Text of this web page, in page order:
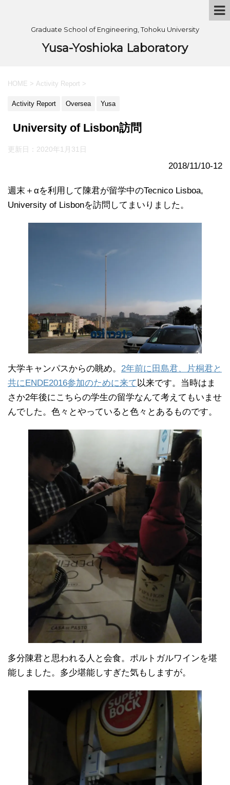
Graduate School of Engineering, Tohoku University
Yusa-Yoshioka Laboratory
HOME > Activity Report >
Activity Report Oversea Yusa
University of Lisbon訪問
更新日： 2020年1月31日
2018/11/10-12
週末＋αを利用して陳君が留学中のTecnico Lisboa,
University of Lisbonを訪問してまいりました。
大学キャンパスからの眺め。 2年前に田島君、片桐君と
共にENDE2016参加のために来て 以来です。当時はま
さか2年後にこちらの学生の留学なんて考えてもいませ
んでした。色々とやっていると色々とあるものです。
多分陳君と思われる人と会食。ポルトガルワインを堪
能しました。多少堪能しすぎた気もしますが。